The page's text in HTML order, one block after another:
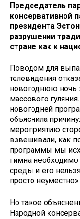
Председатель
консервативной
президента
разрушении
стране как к
Поводом для
телевидения
новогоднюю ночь
массового
новогодней
объяснила
мероприятию
взвешивали, как
программы мы
гимна необходимо
среды и его
просто неуместно».
Но такое
Народной